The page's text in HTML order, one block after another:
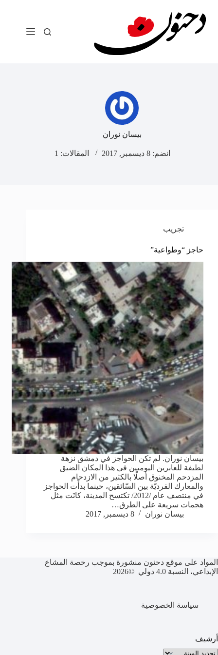
المحتوى
بيسان نوران
انضم: 8 ديسمبر, 2017 المقالات: 1
تجريب
حاجز “وطواعية”
بيسان نوران. لم تكن الحواجز في دمشق نزهة
لطيفة للعابرين اليوميين في هذا المكان الضيق
المزدحم المخنوق أصلًا بالكثير من الازدحام
والمعارك الفرديّة بين السّائقين، حينما بدأَت الحواجز
في منتصف عام /2012/ تكتسح المدينة، كانَت مثل
هجمات سريعة على الطرق…
بيسان نوران
8 ديسمبر, 2017
المواد على موقع دحنون منشورة بموجب رخصة المشاع
الإبداعي، النسبة 4.0 دولي ©2026
سياسة الخصوصية
أرشيف
الأرشيف